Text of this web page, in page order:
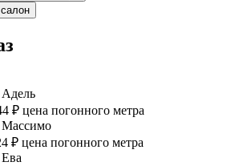
₽ цена погонного метра
Массимо
₽ цена погонного метра